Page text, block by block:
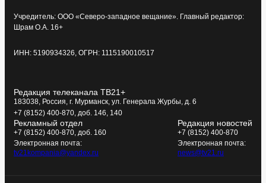
Учредитель: ООО «Северо-западное вещание». Главный редактор:
Шрам О.А. 16+
ИНН: 5190934326, ОГРН: 1115190010517
Редакция телеканала ТВ21+
183038, Россия, г. Мурманск, ул. Генерала Журбы, д. 6
+7 (8152) 400-870, доб. 146, 140
Рекламный отдел
+7 (8152) 400-870, доб. 160
Электронная почта:
tv21kompania@yandex.ru
Редакция новостей
+7 (8152) 400-870
Электронная почта:
news@tv21.ru